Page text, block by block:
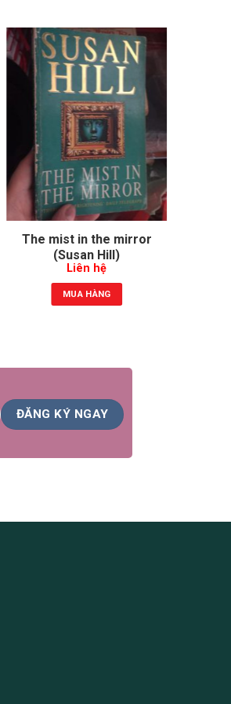
The mist in the mirror
(Susan Hill)
Liên hệ
MUA HÀNG